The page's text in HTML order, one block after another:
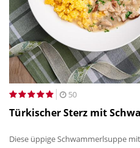
50
Türkischer Sterz mit
Diese üppige Schwammerlsuppe